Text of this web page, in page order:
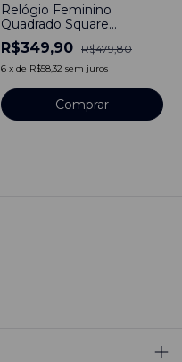
Relógio Feminino
Quadrado Square
Minimalista Bays Rosa
Pulseira Prata 40mm +
Pulseira Nylon Nato
R$349,90 R$479,80
6 x de R$58,32 sem juros
Comprar